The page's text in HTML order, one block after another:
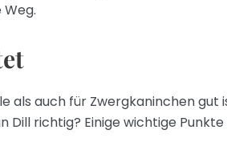
als auch für Zwergkaninchen gut
richtig? Einige wichtige Punkte